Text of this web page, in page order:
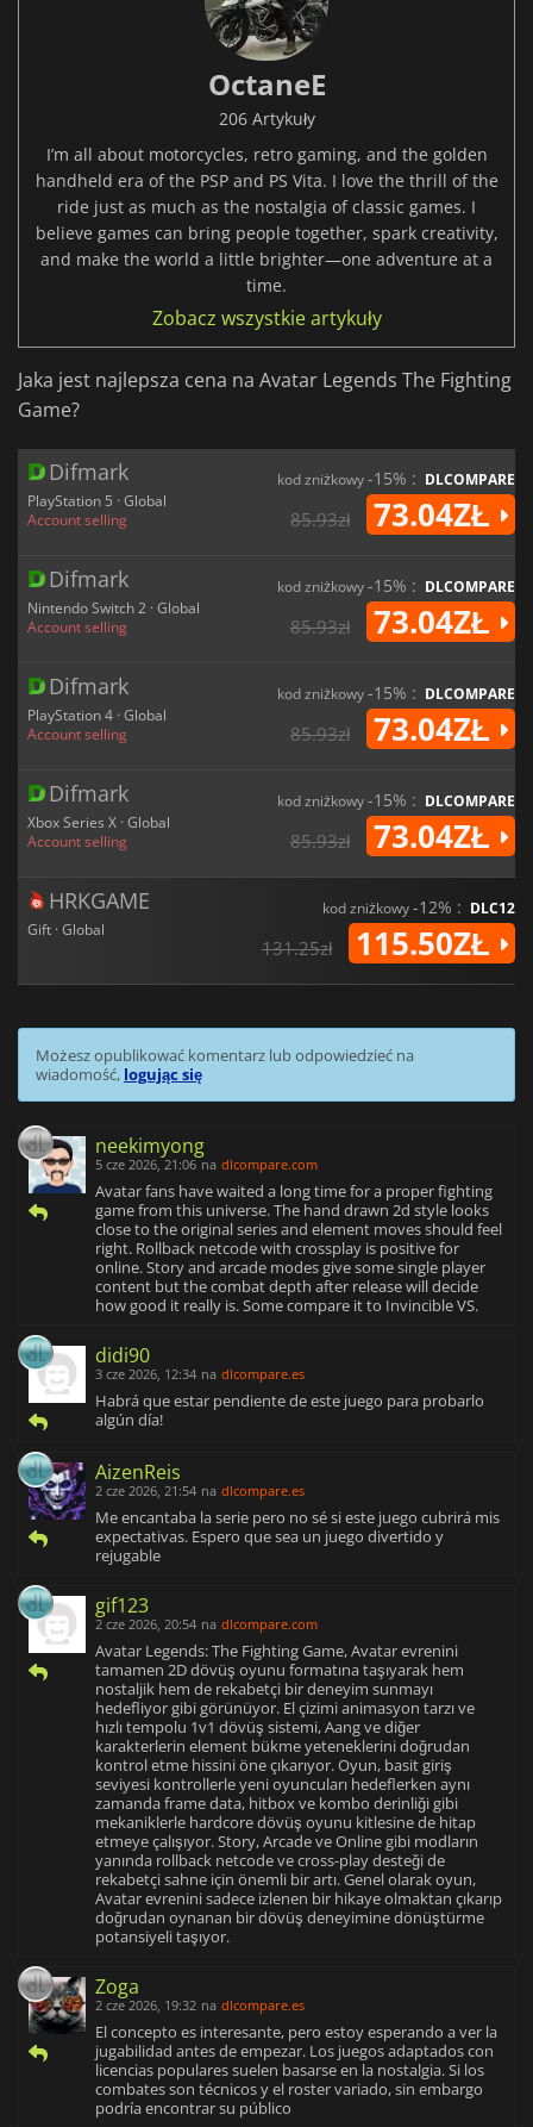
OctaneE
206 Artykuły
I’m all about motorcycles, retro gaming, and the golden
handheld era of the PSP and PS Vita. I love the thrill of the
ride just as much as the nostalgia of classic games. I
believe games can bring people together, spark creativity,
and make the world a little brighter—one adventure at a
time.
Zobacz wszystkie artykuły
Jaka jest najlepsza cena na Avatar Legends The Fighting
Game?
Difmark
PlayStation 5 · Global
Account selling
kod zniżkowy-15% : DLCOMPARE
85.93zł 73.04ZŁ
Difmark
Nintendo Switch 2 · Global
Account selling
kod zniżkowy-15% : DLCOMPARE
85.93zł 73.04ZŁ
Difmark
PlayStation 4 · Global
Account selling
kod zniżkowy-15% : DLCOMPARE
85.93zł 73.04ZŁ
Difmark
Xbox Series X · Global
Account selling
kod zniżkowy-15% : DLCOMPARE
85.93zł 73.04ZŁ
HRKGAME
Gift · Global
kod zniżkowy-12% : DLC12
131.25zł 115.50ZŁ
Możesz opublikować komentarz lub odpowiedzieć na
wiadomość, logując się
neekimyong
5 cze 2026, 21:06 na dlcompare.com
Avatar fans have waited a long time for a proper fighting
game from this universe. The hand drawn 2d style looks
close to the original series and element moves should feel
right. Rollback netcode with crossplay is positive for
online. Story and arcade modes give some single player
content but the combat depth after release will decide
how good it really is. Some compare it to Invincible VS.
didi90
3 cze 2026, 12:34 na dlcompare.es
Habrá que estar pendiente de este juego para probarlo
algún día!
AizenReis
2 cze 2026, 21:54 na dlcompare.es
Me encantaba la serie pero no sé si este juego cubrirá mis
expectativas. Espero que sea un juego divertido y
rejugable
gif123
2 cze 2026, 20:54 na dlcompare.com
Avatar Legends: The Fighting Game, Avatar evrenini
tamamen 2D dövüş oyunu formatına taşıyarak hem
nostaljik hem de rekabetçi bir deneyim sunmayı
hedefliyor gibi görünüyor. El çizimi animasyon tarzı ve
hızlı tempolu 1v1 dövüş sistemi, Aang ve diğer
karakterlerin element bükme yeteneklerini doğrudan
kontrol etme hissini öne çıkarıyor. Oyun, basit giriş
seviyesi kontrollerle yeni oyuncuları hedeflerken aynı
zamanda frame data, hitbox ve kombo derinliği gibi
mekaniklerle hardcore dövüş oyunu kitlesine de hitap
etmeye çalışıyor. Story, Arcade ve Online gibi modların
yanında rollback netcode ve cross-play desteği de
rekabetçi sahne için önemli bir artı. Genel olarak oyun,
Avatar evrenini sadece izlenen bir hikaye olmaktan çıkarıp
doğrudan oynanan bir dövüş deneyimine dönüştürme
potansiyeli taşıyor.
Zoga
2 cze 2026, 19:32 na dlcompare.es
El concepto es interesante, pero estoy esperando a ver la
jugabilidad antes de empezar. Los juegos adaptados con
licencias populares suelen basarse en la nostalgia. Si los
combates son técnicos y el roster variado, sin embargo
podría encontrar su público